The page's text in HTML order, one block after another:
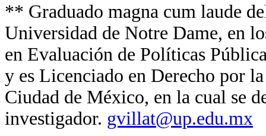
** Graduado magna cum laude
Universidad de Notre Dame, en
en Evaluación de Políticas
y es Licenciado en Derecho por
Ciudad de México, en la cual se
investigador. gvillat@up.edu.mx